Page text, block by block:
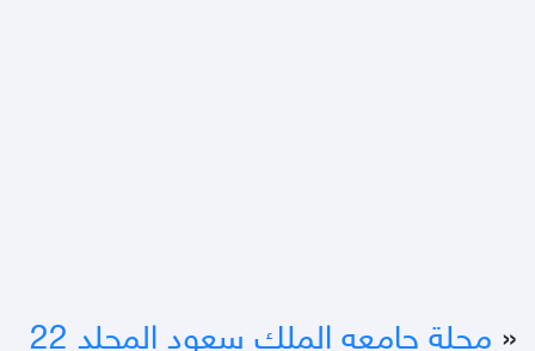
«
مجلة جامعه الملك سعود المجلد 22